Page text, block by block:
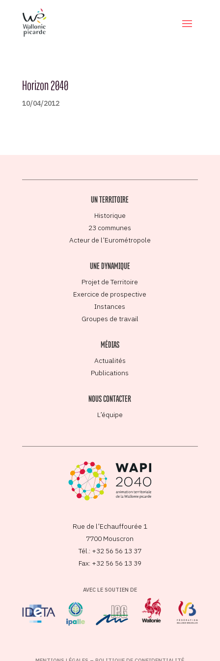
Horizon 2040
10/04/2012
UN TERRITOIRE
Historique
23 communes
Acteur de l’Eurométropole
UNE DYNAMIQUE
Projet de Territoire
Exercice de prospective
Instances
Groupes de travail
MÉDIAS
Actualités
Publications
NOUS CONTACTER
L’équipe
Rue de l’Echauffourée 1
7700 Mouscron
Tél.: +32 56 56 13 37
Fax: +32 56 56 13 39
AVEC LE SOUTIEN DE